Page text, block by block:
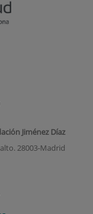
Jiménez Díaz
28003-Madrid